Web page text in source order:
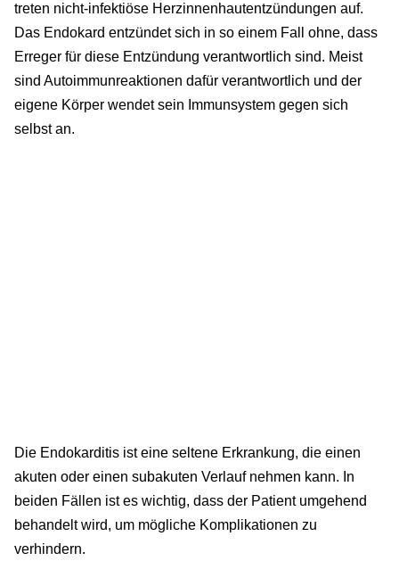
treten nicht-infektiöse Herzinnenhautentzündungen auf.
Das Endokard entzündet sich in so einem Fall ohne, dass
Erreger für diese Entzündung verantwortlich sind. Meist
sind Autoimmunreaktionen dafür verantwortlich und der
eigene Körper wendet sein Immunsystem gegen sich
selbst an.
Die Endokarditis ist eine seltene Erkrankung, die einen
akuten oder einen subakuten Verlauf nehmen kann. In
beiden Fällen ist es wichtig, dass der Patient umgehend
behandelt wird, um mögliche Komplikationen zu
verhindern.